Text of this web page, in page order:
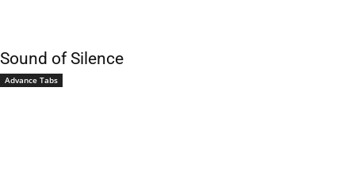
Sound of Silence
Advance Tabs